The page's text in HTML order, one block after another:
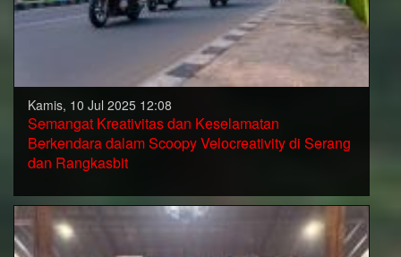
Kamis, 10 Jul 2025 12:08
Semangat Kreativitas dan Keselamatan
Berkendara dalam Scoopy Velocreativity di Serang
dan Rangkasbit